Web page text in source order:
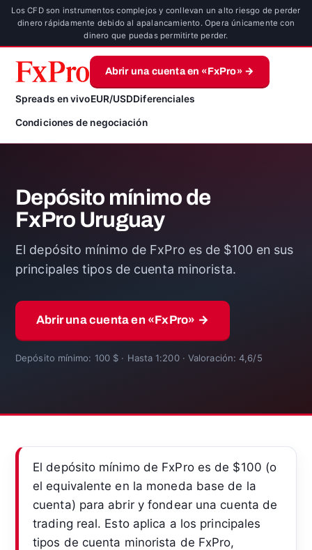
Los CFD son instrumentos complejos y conllevan un alto riesgo de perder
dinero rápidamente debido al apalancamiento. Opera únicamente con
dinero que puedas permitirte perder.
Spreads en vivoEUR/USDDiferenciales
Condiciones de negociación
Abrir una cuenta en «FxPro» →
Depósito mínimo de
FxPro Uruguay
El depósito mínimo de FxPro es de $100 en sus
principales tipos de cuenta minorista.
Abrir una cuenta en «FxPro» →
Depósito mínimo: 100 $ · Hasta 1:200 · Valoración: 4,6/5
El depósito mínimo de FxPro es de $100 (o
el equivalente en la moneda base de la
cuenta) para abrir y fondear una cuenta de
trading real. Esto aplica a los principales
tipos de cuenta minorista de FxPro,